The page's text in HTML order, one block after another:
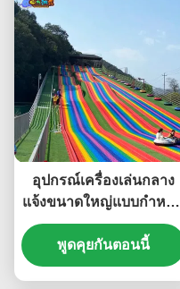
อุปกรณ์เครื่องเล่นกลาง
แจ้งขนาดใหญ่แบบกำหนด
เอง สไลเดอร์สายรุ้ง
พูดคุยกันตอนนี้